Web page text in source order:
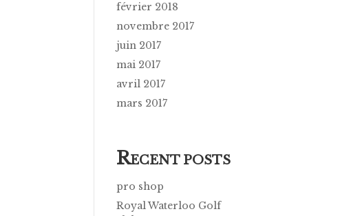
février 2018
novembre 2017
juin 2017
mai 2017
avril 2017
mars 2017
RECENT POSTS
pro shop
Royal Waterloo Golf